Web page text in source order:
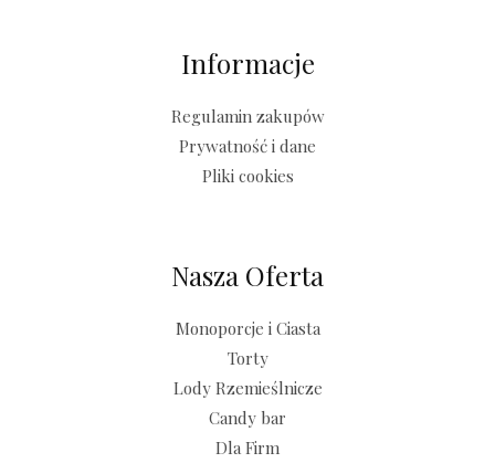
Informacje
Regulamin zakupów
Prywatność i dane
Pliki cookies
Nasza Oferta
Monoporcje i Ciasta
Torty
Lody Rzemieślnicze
Candy bar
Dla Firm